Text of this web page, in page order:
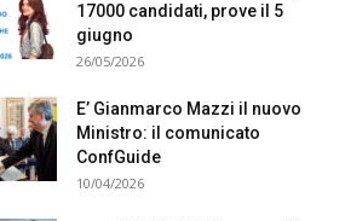
17000 candidati, prove il 5
giugno
26/05/2026
E’ Gianmarco Mazzi il nuovo
Ministro: il comunicato
ConfGuide
10/04/2026